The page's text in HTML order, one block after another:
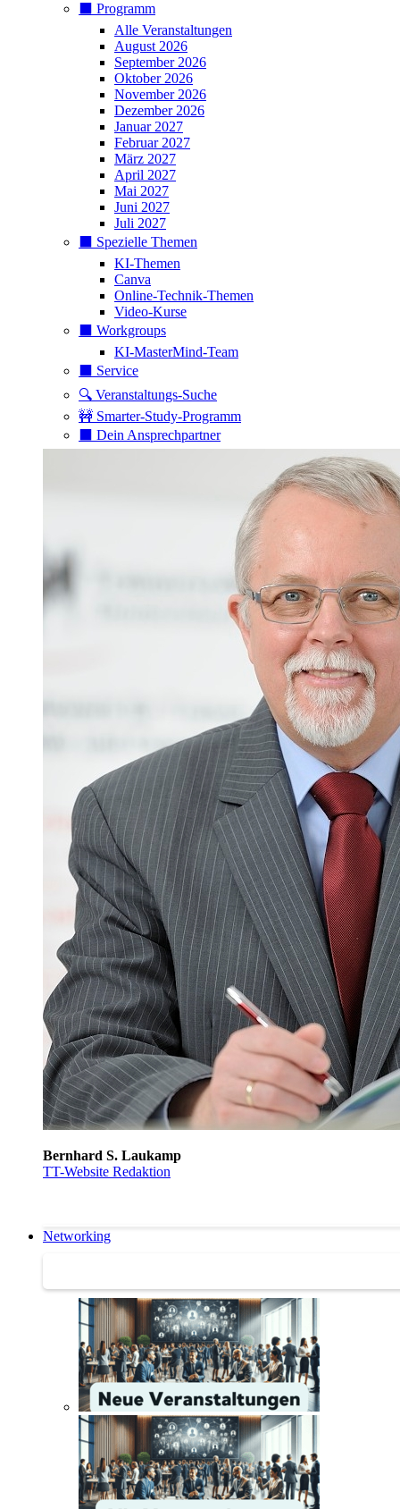
⬛️ Programm
Alle Veranstaltungen
August 2026
September 2026
Oktober 2026
November 2026
Dezember 2026
Januar 2027
Februar 2027
März 2027
April 2027
Mai 2027
Juni 2027
Juli 2027
⬛️ Spezielle Themen
KI-Themen
Canva
Online-Technik-Themen
Video-Kurse
⬛️ Workgroups
KI-MasterMind-Team
⬛️ Service
🔍 Veranstaltungs-Suche
🚧 Smarter-Study-Programm
⬛️ Dein Ansprechpartner
Bernhard S. Laukamp
TT-Website Redaktion
Networking